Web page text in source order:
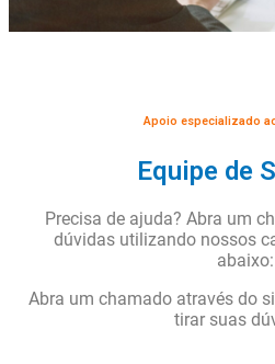
Apoio especializado
Equipe de
Precisa de ajuda? Abra um
dúvidas utilizando nossos
abaixo:
Abra um chamado através do
tirar suas